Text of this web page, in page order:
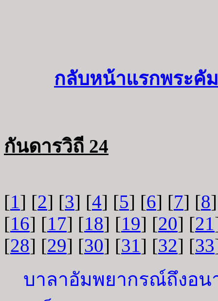
กลับหน้าแรกพระคั
กันดารวิถี 24
[1] [2] [3] [4] [5] [6] [7] [8
[16] [17] [18] [19] [20] [21
[28] [29] [30] [31] [32] [33
บาลาอัมพยากรณ์ถึงอน